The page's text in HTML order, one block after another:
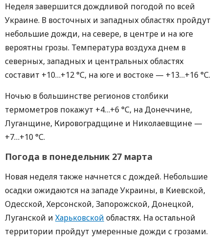
Неделя завершится дождливой погодой по всей
Украине. В восточных и западных областях пройдут
небольшие дожди, на севере, в центре и на юге
вероятны грозы. Температура воздуха днем в
северных, западных и центральных областях
составит +10…+12 °С, на юге и востоке — +13…+16 °С.
Ночью в большинстве регионов столбики
термометров покажут +4…+6 °С, на Донеччине,
Луганщине, Кировоградщине и Николаевщине —
+7…+10 °С.
Погода в понедельник 27 марта
Новая неделя также начнется с дождей. Небольшие
осадки ожидаются на западе Украины, в Киевской,
Одесской, Херсонской, Запорожской, Донецкой,
Луганской и Харьковской областях. На остальной
территории пройдут умеренные дожди с грозами.